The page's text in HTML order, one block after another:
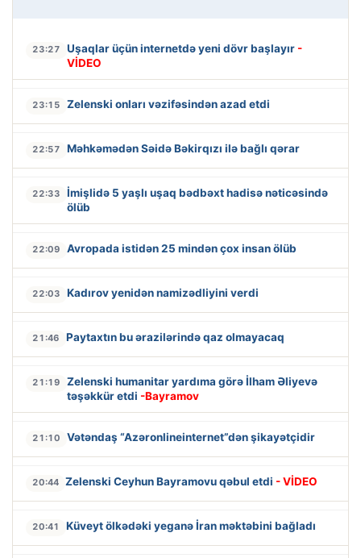
23:27 Uşaqlar üçün internetdə yeni dövr başlayır -
VİDEO
23:15 Zelenski onları vəzifəsindən azad etdi
22:57 Məhkəmədən Səidə Bəkirqızı ilə bağlı qərar
22:33
İmişlidə 5 yaşlı uşaq bədbəxt hadisə nəticəsində
ölüb
22:09 Avropada istidən 25 mindən çox insan ölüb
22:03 Kadırov yenidən namizədliyini verdi
21:46 Paytaxtın bu ərazilərində qaz olmayacaq
21:19
Zelenski humanitar yardıma görə İlham Əliyevə
təşəkkür etdi -Bayramov
21:10 Vətəndaş “Azəronlineinternet”dən şikayətçidir
20:44 Zelenski Ceyhun Bayramovu qəbul etdi - VİDEO
20:41 Küveyt ölkədəki yeganə İran məktəbini bağladı